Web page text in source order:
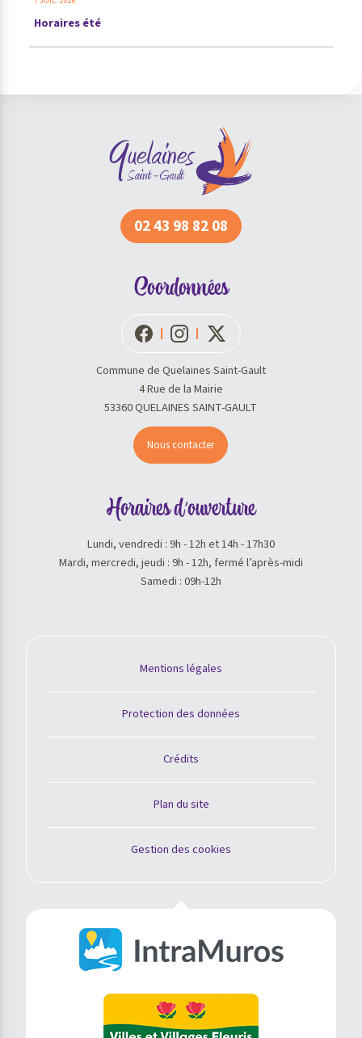
Horaires été
02 43 98 82 08
Coordonnées
Commune de Quelaines Saint-Gault
4 Rue de la Mairie
53360 QUELAINES SAINT-GAULT
Nous contacter
Horaires d'ouverture
Lundi, vendredi : 9h - 12h et 14h - 17h30
Mardi, mercredi, jeudi : 9h - 12h, fermé l’après-midi
Samedi : 09h-12h
Mentions légales
Protection des données
Crédits
Plan du site
Gestion des cookies